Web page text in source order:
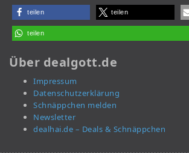
teilen teilen
teilen
Über dealgott.de
Impressum
Datenschutzerklärung
Schnäppchen melden
Newsletter
dealhai.de – Deals & Schnäppchen